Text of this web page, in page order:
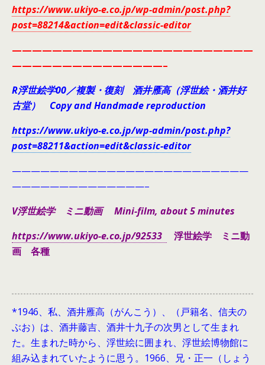
https://www.ukiyo-e.co.jp/wp-admin/post.php?
post=88214&action=edit&classic-editor
————————————————————————
———————————————–
R浮世絵学00／複製・復刻 酒井雁高（浮世絵・酒井好
古堂） Copy and Handmade reproduction
https://www.ukiyo-e.co.jp/wp-admin/post.php?
post=88211&action=edit&classic-editor
—————————————————————————
——————————————–
V浮世絵学 ミニ動画 Mini-film, about 5 minutes
https://www.ukiyo-e.co.jp/92533
浮世絵学 ミニ動
画 各種
*1946、 私、酒井雁高（がんこう）、（戸籍名、信夫の
ぶお）は、酒井藤吉、酒井十九子の次男として生まれ
た。生まれた時から、浮世絵に囲まれ、浮世絵博物館に
組み込まれていたように思う。1966、兄・正一（しょう